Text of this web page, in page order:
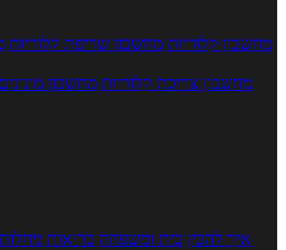
מחשבון קלוריות מחשבון שריפת קלוריות
מחשבון צריכת קלוריות מחשבון
איך להכין בית ומשפחה בריאות